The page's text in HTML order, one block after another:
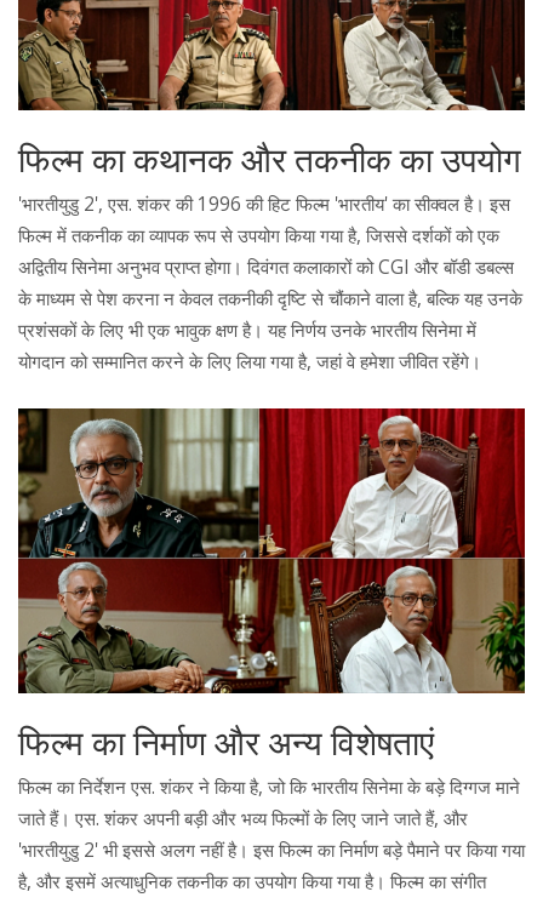
फिल्म का कथानक और तकनीक का उपयोग
'भारतीयुडु 2', एस. शंकर की 1996 की हिट फिल्म 'भारतीय' का सीक्वल है। इस
फिल्म में तकनीक का व्यापक रूप से उपयोग किया गया है, जिससे दर्शकों को एक
अद्वितीय सिनेमा अनुभव प्राप्त होगा। दिवंगत कलाकारों को CGI और बॉडी डबल्स
के माध्यम से पेश करना न केवल तकनीकी दृष्टि से चौंकाने वाला है, बल्कि यह उनके
प्रशंसकों के लिए भी एक भावुक क्षण है। यह निर्णय उनके भारतीय सिनेमा में
योगदान को सम्मानित करने के लिए लिया गया है, जहां वे हमेशा जीवित रहेंगे।
फिल्म का निर्माण और अन्य विशेषताएं
फिल्म का निर्देशन एस. शंकर ने किया है, जो कि भारतीय सिनेमा के बड़े दिग्गज माने
जाते हैं। एस. शंकर अपनी बड़ी और भव्य फिल्मों के लिए जाने जाते हैं, और
'भारतीयुडु 2' भी इससे अलग नहीं है। इस फिल्म का निर्माण बड़े पैमाने पर किया गया
है, और इसमें अत्याधुनिक तकनीक का उपयोग किया गया है। फिल्म का संगीत